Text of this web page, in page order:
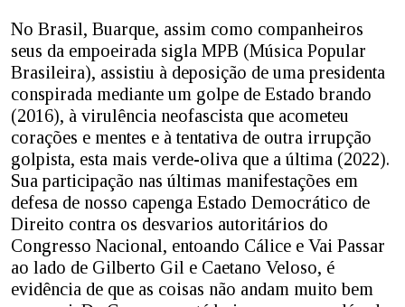
No Brasil, Buarque, assim como companheiros
seus da empoeirada sigla MPB (Música Popular
Brasileira), assistiu à deposição de uma presidenta
conspirada mediante um golpe de Estado brando
(2016), à virulência neofascista que acometeu
corações e mentes e à tentativa de outra irrupção
golpista, esta mais verde-oliva que a última (2022).
Sua participação nas últimas manifestações em
defesa de nosso capenga Estado Democrático de
Direito contra os desvarios autoritários do
Congresso Nacional, entoando Cálice e Vai Passar
ao lado de Gilberto Gil e Caetano Veloso, é
evidência de que as coisas não andam muito bem